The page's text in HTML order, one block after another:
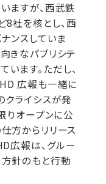
ますが、西武鉄
8社を核とし、西
ンスしていま
きなパブリシテ
ます。ただし、
広報も一緒に
クライシスが発
りオープンに公
方からリリース
広報は、グルー
針のもと行動